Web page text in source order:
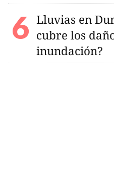
Lluvias en
cubre los
inundación?